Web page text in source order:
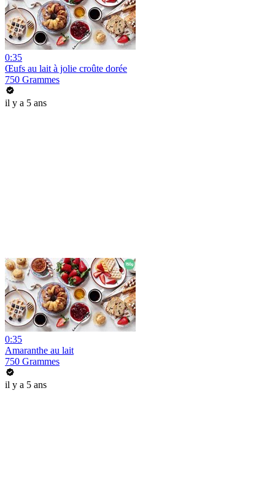
0:35
Œufs au lait à jolie croûte dorée
750 Grammes
il y a 5 ans
0:35
Amaranthe au lait
750 Grammes
il y a 5 ans